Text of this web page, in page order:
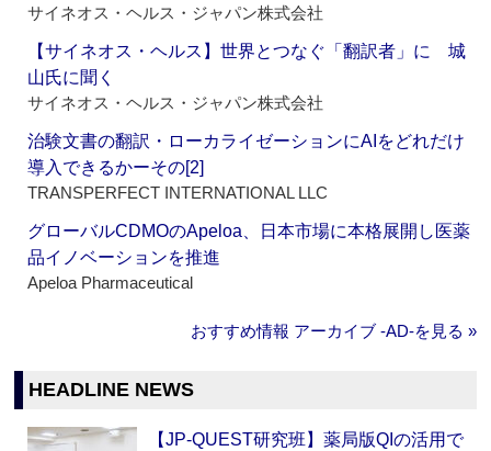
サイネオス・ヘルス・ジャパン株式会社
【サイネオス・ヘルス】世界とつなぐ「翻訳者」に 城
山氏に聞く
サイネオス・ヘルス・ジャパン株式会社
治験文書の翻訳・ローカライゼーションにAIをどれだけ
導入できるかーその[2]
TRANSPERFECT INTERNATIONAL LLC
グローバルCDMOのApeloa、日本市場に本格展開し医薬
品イノベーションを推進
Apeloa Pharmaceutical
おすすめ情報 アーカイブ ‐AD‐を見る »
HEADLINE NEWS
【JP-QUEST研究班】薬局版QIの活用で